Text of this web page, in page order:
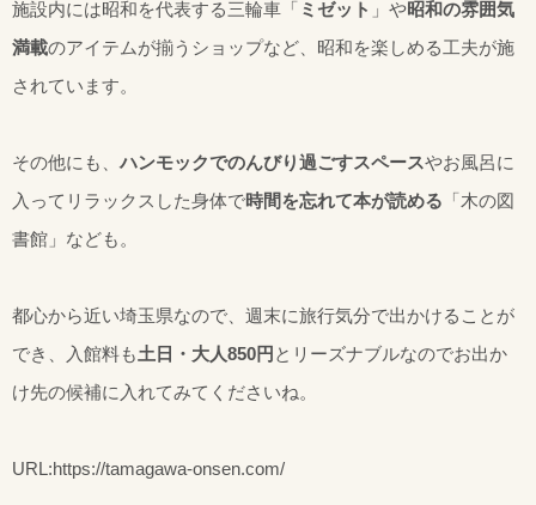
施設内には昭和を代表する三輪車「 ミゼット 」や昭和の雰囲気
満載のアイテムが揃うショップなど、昭和を楽しめる工夫が施
されています。
その他にも、ハンモックでのんびり過ごすスペースやお風呂に
入ってリラックスした身体で時間を忘れて本が読める 「木の図
書館」なども。
都心から近い埼玉県なので、週末に旅行気分で出かけることが
でき、入館料も土日・大人850円 とリーズナブルなのでお出か
け先の候補に入れてみてくださいね。
URL:https://tamagawa-onsen.com/